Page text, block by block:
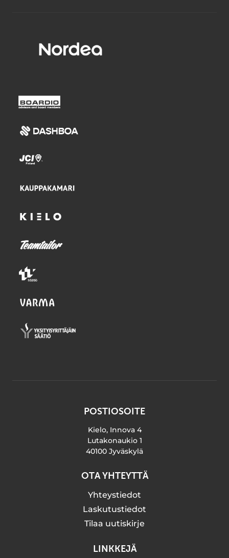
POSTIOSOITE
Kielo, Innova 4
Lutakonaukio 1
40100 Jyväskylä
OTA YHTEYTTÄ
Yhteystiedot
Laskutustiedot
Tilaa uutiskirje
LINKKEJÄ